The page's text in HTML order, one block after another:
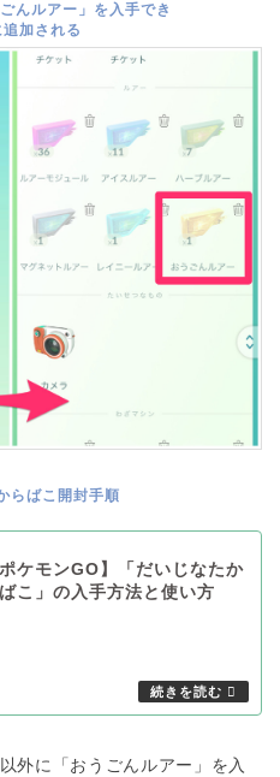
んルアー」を入手でき
追加される
らばこ開封手順
ポケモンGO】「だいじなたか
こ」の入手方法と使い方
外に「おうごんルアー」を入